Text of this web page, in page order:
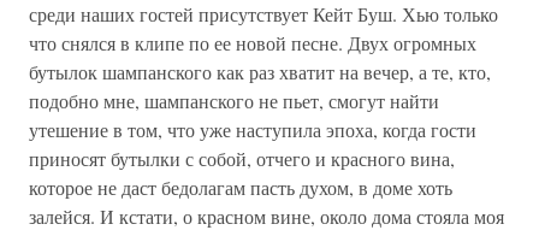
среди наших гостей присутствует Кейт Буш. Хью только
что снялся в клипе по ее новой песне. Двух огромных
бутылок шампанского как раз хватит на вечер, а те, кто,
подобно мне, шампанского не пьет, смогут найти
утешение в том, что уже наступила эпоха, когда гости
приносят бутылки с собой, отчего и красного вина,
которое не даст бедолагам пасть духом, в доме хоть
залейся. И кстати, о красном вине, около дома стояла моя